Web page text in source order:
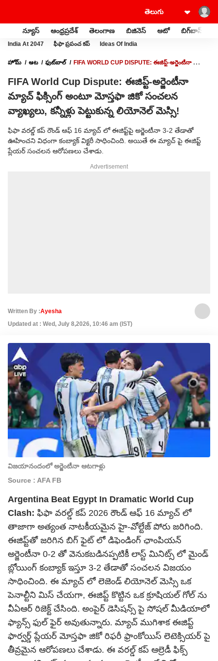
న్యూస్ ఆంధ్రప్రదేశ్ తెలంగాణ బిజినెస్ ఆటో బిగ్‌బాస్
India At 2047 ఫీఫా ప్రపంచ కప్ Ideas Of India
హోమ్ ఆట ఫుట్‌బాల్
FIFA WORLD CUP DISPUTE: ఈజిప్ట్‌-అర్జెంటీనా మ్యాచ్
FIFA World Cup Dispute: ఈజిప్ట్‌-అర్జెంటీనా
మ్యాచ్ ఫిక్సింగ్ అంటూ మోస్తఫా జికో సంచలన
వ్యాఖ్యలు, కన్నీళ్లు పెట్టుకున్న లియోనెల్ మెస్సి!
ఫిఫా వరల్డ్ కప్ రౌండ్ ఆఫ్ 16 మ్యాచ్ లో ఈజిప్ట్‌పై అర్జెంటీనా 3-2 తేడాతో
ఊహించని విధంగా కంబ్యాక్ విక్టరీ సాధించింది. అయితే ఈ మ్యాచ్ పై ఈజిప్ట్
ప్లేయ‌ర్ సంచ‌ల‌న ఆరోప‌ణ‌లు చేశాడు.
Advertisement
Written By :Ayesha
Updated at : Wed, July 8,2026, 10:46 am (IST)
విజయానందంలో అర్జెంటీనా ఆటగాళ్లు
Source : AFA FB
Argentina Beat Egypt In Dramatic World Cup
Clash: ఫిఫా వరల్డ్ కప్ 2026 రౌండ్ ఆఫ్ 16 మ్యాచ్ లో
తాజాగా అత్యంత నాటకీయమైన హై-వోల్టేజ్ పోరు జరిగింది.
ఈజిప్ట్‌తో జరిగిన బిగ్ ఫైట్ లో డిఫెండింగ్ ఛాంపియన్
అర్జెంటీనా 0-2 తో వెనుకబడినప్పటికీ లాస్ట్ మినిట్స్ లో మైండ్
బ్లోయింగ్ కంబ్యాక్ ఇస్తూ 3-2 తేడాతో సంచలన విజయం
సాధించింది. ఈ మ్యాచ్ లో లెజెండ్ లియోనెల్ మెస్సి ఒక
పెనాల్టీని మిస్ చేయగా, ఈజిప్ట్ కొట్టిన ఒక క్రూషియల్ గోల్ ను
వీఏఆర్ రిజెక్ట్ చేసింది. అంపైర్ డెసిషన్స్ పై సోషల్ మీడియాలో
ఫ్యాన్స్ ఫుల్ ఫైర్ అవుతున్నారు. మ్యాచ్ ముగిశాక ఈజిప్ట్
ఫార్వర్డ్ ప్లేయర్ మోస్తఫా జికో రిఫరీ ఫ్రాంకోయిస్ లెటెక్సియర్ పై
తీవ్రమైన ఆరోపణలు చేశాడు. ఈ వరల్డ్ కప్ ఆల్రెడీ ఫిక్స్